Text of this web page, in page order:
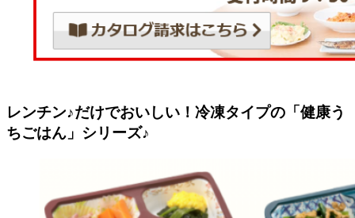
レンチン♪だけでおいしい！冷凍タイプの「健康う
ちごはん」シリーズ♪